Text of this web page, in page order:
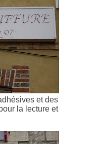
et des
la lecture et